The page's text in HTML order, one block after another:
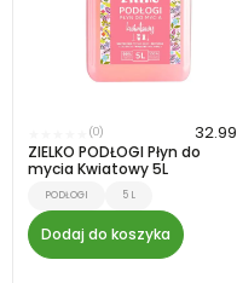
(0) 32.99
ZIELKO PODŁOGI Płyn do
mycia Kwiatowy 5L
PODŁOGI 5 L
Dodaj do koszyka